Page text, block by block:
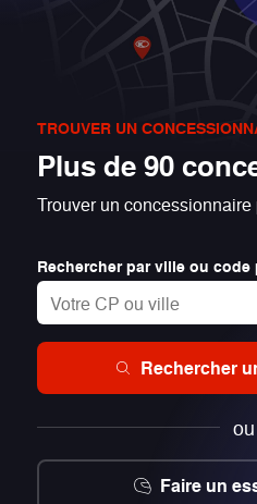
TROUVER UN
Plus de 90
Trouver un
Rechercher par ville ou code
Rechercher
ou
Faire un